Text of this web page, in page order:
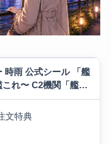
時雨 公式シール 「艦
れ〜 C2機関「艦こ
Chinjufu New
文特典